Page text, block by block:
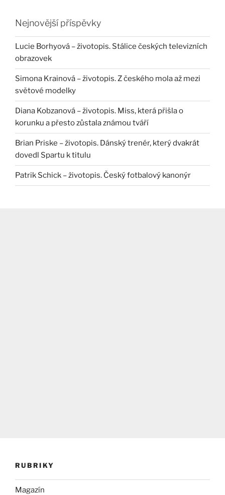
Nejnovější příspěvky
Lucie Borhyová – životopis. Stálice českých televizních
obrazovek
Simona Krainová – životopis. Z českého mola až mezi
světové modelky
Diana Kobzanová – životopis. Miss, která přišla o
korunku a přesto zůstala známou tváří
Brian Priske – životopis. Dánský trenér, který dvakrát
dovedl Spartu k titulu
Patrik Schick – životopis. Český fotbalový kanonýr
RUBRIKY
Magazín